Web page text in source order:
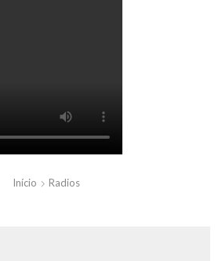
Início Radios